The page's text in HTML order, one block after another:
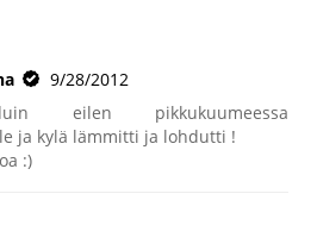
9/28/2012
eilen pikkukuumeessa
ja kylä lämmitti ja lohdutti !
:)